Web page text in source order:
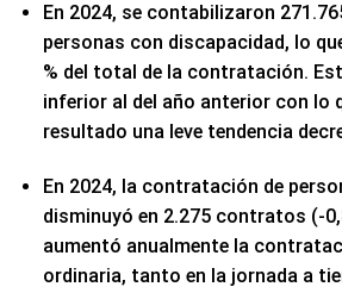
En 2024, se contabilizaron
personas con discapacidad, lo
% del total de la contratación.
inferior al del año anterior con lo
resultado una leve tendencia
En 2024, la contratación de
disminuyó en 2.275 contratos (-
aumentó anualmente la
ordinaria, tanto en la jornada a